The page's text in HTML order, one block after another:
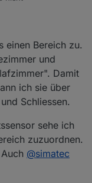
einen Bereich zu.
und
Damit
ich sie über
Schliessen.
sehe ich
zuzuordnen.
@simatec